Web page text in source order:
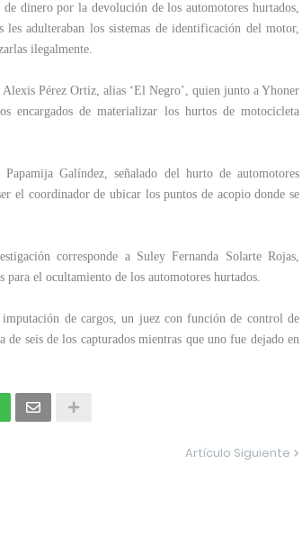
dinero por la devolución de los automotores hurtados,
adulteraban los sistemas de identificación del motor,
ilegalmente.
Pérez Ortiz, alias ‘El Negro’, quien junto a Yhoner
encargados de materializar los hurtos de motocicleta
Galíndez, señalado del hurto de automotores
el coordinador de ubicar los puntos de acopio donde se
corresponde a Suley Fernanda Solarte Rojas,
para el ocultamiento de los automotores hurtados.
de cargos, un juez con función de control de
seis de los capturados mientras que uno fue dejado en
Artículo Siguiente